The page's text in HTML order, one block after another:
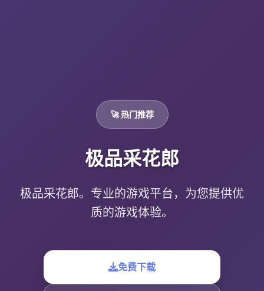
🚀 热门推荐
极品采花郎
极品采花郎。专业的游戏平台，为您提供优
质的游戏体验。
免费下载